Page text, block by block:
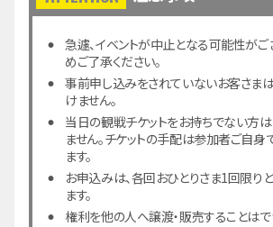
実施場所
むつみ商会ジャンボく
※参加時に観戦チケッ
いただきますのでご用
※イベント後は改めて
ださい。
急遽、イベントが中止となる可能性が
めご了承ください。
事前申し込みをされていないお客さま
けません。
当日の観戦チケットをお持ちでない方
ません。チケットの手配は参加者ご自身
ます。
お申込みは、各回おひとりさま1回限り
ます。
権利を他の人へ譲渡・販売することはで